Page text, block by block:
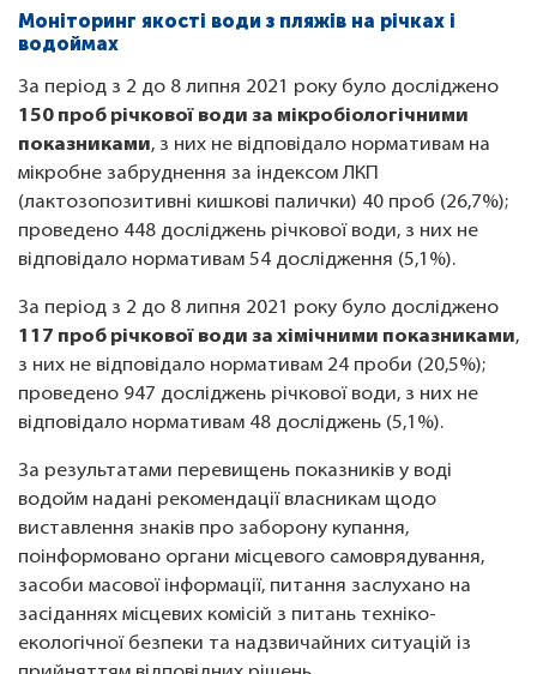
Моніторинг якості води з пляжів на річках і
водоймах
За період з 2 до 8 липня 2021 року було досліджено
150 проб річкової води за мікробіологічними
показниками, з них не відповідало нормативам на
мікробне забруднення за індексом ЛКП
(лактозопозитивні кишкові палички) 40 проб (26,7%);
проведено 448 досліджень річкової води, з них не
відповідало нормативам 54 дослідження (5,1%).
За період з 2 до 8 липня 2021 року було досліджено
117 проб річкової води за хімічними показниками,
з них не відповідало нормативам 24 проби (20,5%);
проведено 947 досліджень річкової води, з них не
відповідало нормативам 48 досліджень (5,1%).
За результатами перевищень показників у воді
водойм надані рекомендації власникам щодо
виставлення знаків про заборону купання,
поінформовано органи місцевого самоврядування,
засоби масової інформації, питання заслухано на
засіданнях місцевих комісій з питань техніко-
екологічної безпеки та надзвичайних ситуацій із